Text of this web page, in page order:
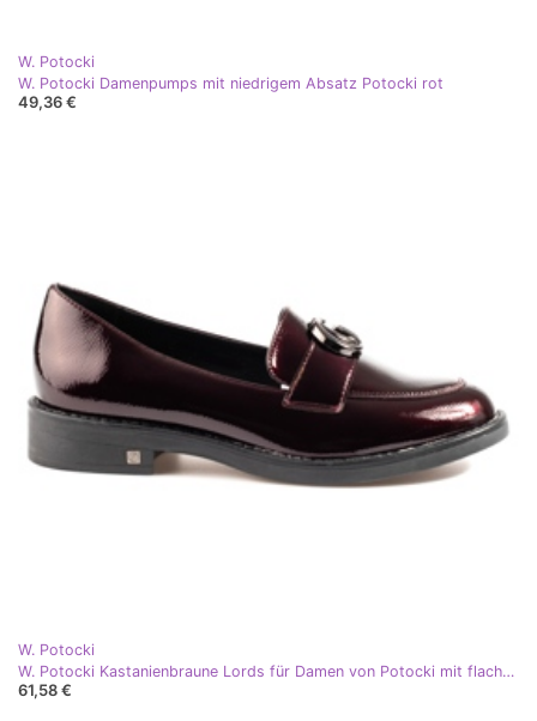
W. Potocki
W. Potocki Damenpumps mit niedrigem Absatz Potocki rot
49,36 €
W. Potocki
W. Potocki Kastanienbraune Lords für Damen von Potocki mit flachen Absätzen rot
61,58 €